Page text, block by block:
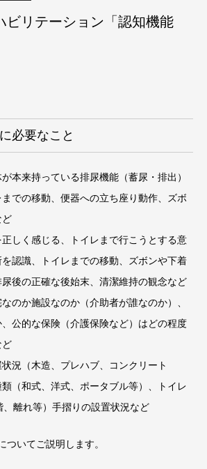
ビリテーション「認知機能
必要なこと
本来持っている排尿機能（蓄尿・排出）
での移動、便器への立ち座り動作、ズボ
ど
しく感じる、トイレまで行こうとする意
認識、トイレまでの移動、ズボンや下着
後の正確な後始末、清潔維持の観念など
のか施設なのか（介助者が誰なのか）、
公的な保険（介護保険など）はどの程度
ど
況（木造、プレハブ、コンクリート
（和式、洋式、ポータブル等）、トイレ
離れ等）手摺りの設置状況など
ついてご説明します。